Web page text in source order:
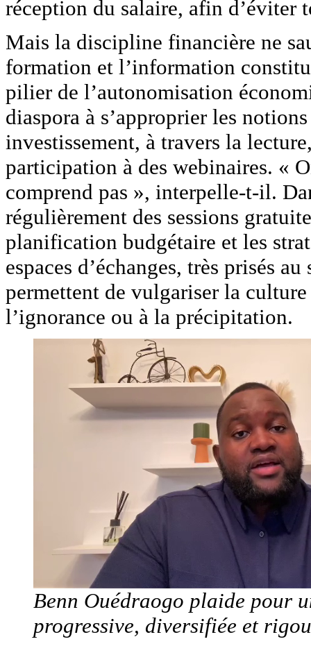
réception du salaire, afin d’éviter
Mais la discipline financière ne
formation et l’information
pilier de l’autonomisation
diaspora à s’approprier les
investissement, à travers la
participation à des webinaires. «
comprend pas », interpelle-t-il.
régulièrement des sessions
planification budgétaire et les
espaces d’échanges, très prisés
permettent de vulgariser la
l’ignorance ou à la précipitation.
Benn Ouédraogo plaide pour
progressive, diversifiée et